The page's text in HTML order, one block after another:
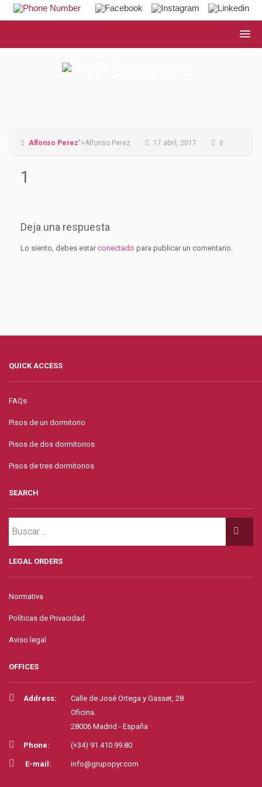
Alfonso Perez">Alfonso Perez 17 abril, 2017 0
1
Deja una respuesta
Lo siento, debes estarconectado para publicar un comentario.
QUICK ACCESS
FAQs
Pisos de un dormitorio
Pisos de dos dormitorios
Pisos de tres dormitorios
SEARCH
LEGAL ORDERS
Normativa
Políticas de Privacidad
Aviso legal
OFFICES
Address:
Calle de José Ortega y Gasset, 28
Oficina.
28006 Madrid - España
Phone: (+34) 91.410.99.80
E-mail: info@grupopyr.com